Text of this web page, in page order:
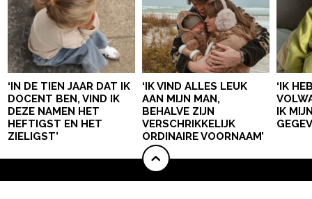
‘IN DE TIEN JAAR DAT IK
DOCENT BEN, VIND IK
DEZE NAMEN HET
HEFTIGST EN HET
ZIELIGST’
‘IK VIND ALLES LEUK
AAN MIJN MAN,
BEHALVE ZIJN
VERSCHRIKKELIJK
ORDINAIRE VOORNAAM’
‘IK
IK